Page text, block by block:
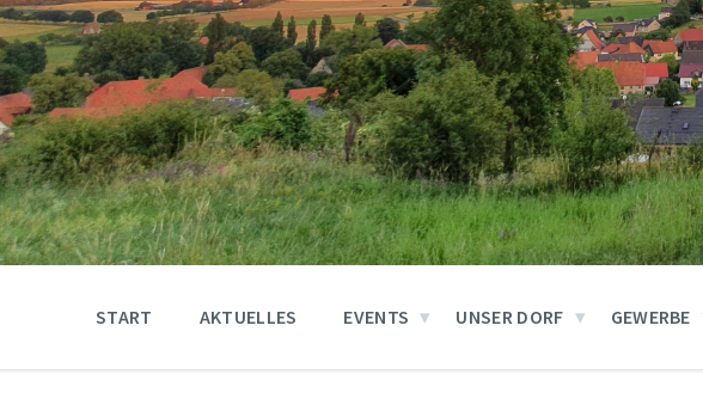
START AKTUELLES EVENTS UNSER DORF GEWERBE